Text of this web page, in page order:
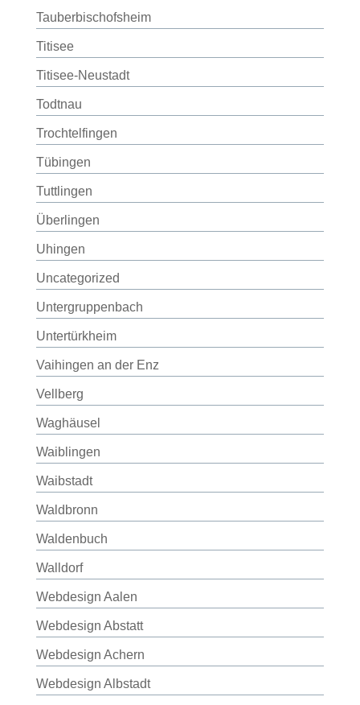
Tauberbischofsheim
Titisee
Titisee-Neustadt
Todtnau
Trochtelfingen
Tübingen
Tuttlingen
Überlingen
Uhingen
Uncategorized
Untergruppenbach
Untertürkheim
Vaihingen an der Enz
Vellberg
Waghäusel
Waiblingen
Waibstadt
Waldbronn
Waldenbuch
Walldorf
Webdesign Aalen
Webdesign Abstatt
Webdesign Achern
Webdesign Albstadt